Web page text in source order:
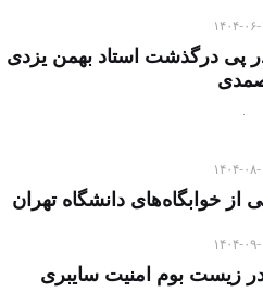
۰۶-۱۱
پی درگذشت استاد بهمن یزدی
۰۸-۰۴
خوابگاه‌های دانشگاه تهران
۰۹-۰۹
در زیست بوم امنیت سایبری